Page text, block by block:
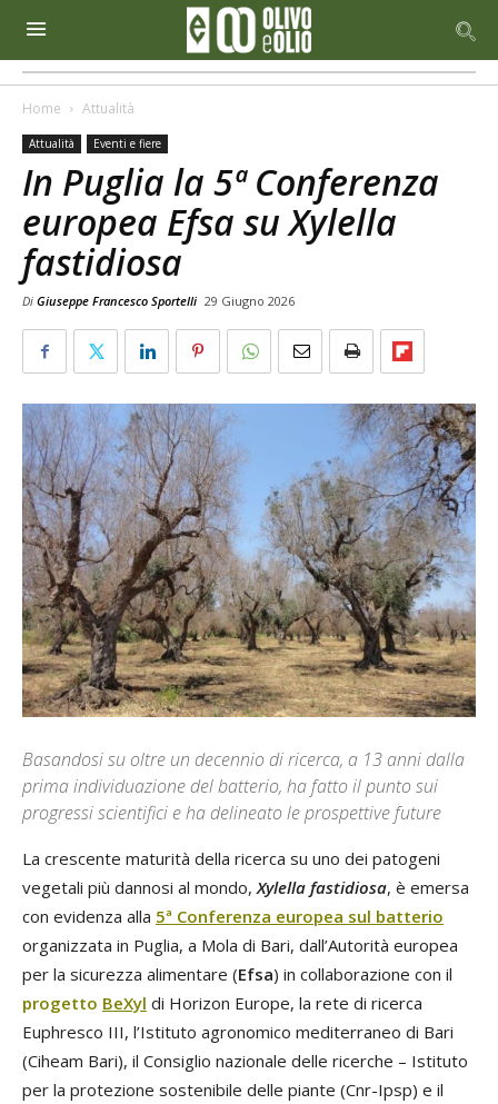
Home Attualità
Attualità Eventi e fiere
In Puglia la 5ª Conferenza
europea Efsa su Xylella
fastidiosa
Di Giuseppe Francesco Sportelli 29 Giugno 2026
Basandosi su oltre un decennio di ricerca, a 13 anni dalla
prima individuazione del batterio, ha fatto il punto sui
progressi scientifici e ha delineato le prospettive future
La crescente maturità della ricerca su uno dei patogeni
vegetali più dannosi al mondo,Xylella fastidiosa, è emersa
con evidenza alla 5ª Conferenza europea sul batterio
organizzata in Puglia, a Mola di Bari, dall’Autorità europea
per la sicurezza alimentare (Efsa) in collaborazione con il
progetto BeXyl di Horizon Europe, la rete di ricerca
Euphresco III, l’Istituto agronomico mediterraneo di Bari
(Ciheam Bari), il Consiglio nazionale delle ricerche – Istituto
per la protezione sostenibile delle piante (Cnr-Ipsp) e il